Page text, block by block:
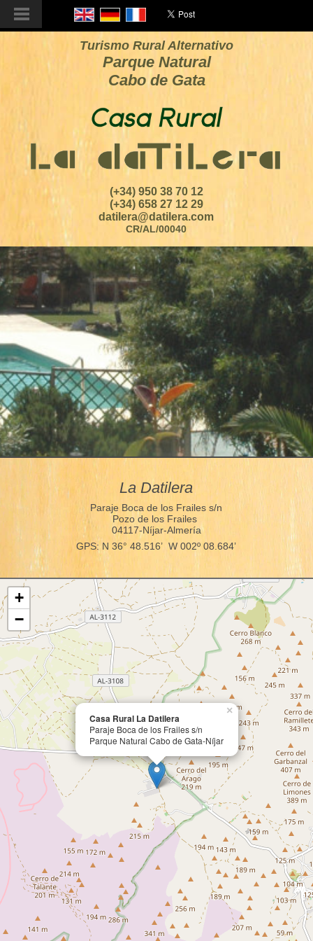
Turismo Rural Alternativo
Parque Natural
Cabo de Gata
(+34) 950 38 70 12
(+34) 658 27 12 29
datilera@datilera.com
CR/AL/00040
La Datilera
Paraje Boca de los Frailes s/n
Pozo de los Frailes
04117-Níjar-Almería
GPS: N 36° 48.516’ W 002º 08.684’
Casa Rural La Datilera
Paraje Boca de los Frailes s/n
Parque Natural Cabo de Gata-Níjar
×
+
−